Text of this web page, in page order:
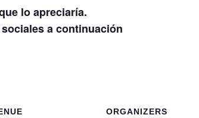
lo apreciaría.
a continuación
ORGANIZERS